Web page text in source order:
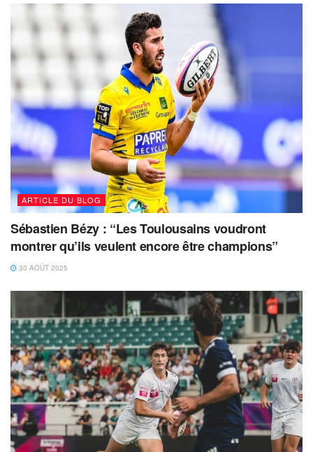
ARTICLE DU BLOG
Sébastien Bézy : “Les Toulousains voudront
montrer qu’ils veulent encore être champions”
30 AOÛT 2025